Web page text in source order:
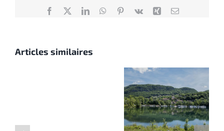
Facebook
X LinkedInWhatsApp
Pinterest
Vk Xing Email
Articles similaires